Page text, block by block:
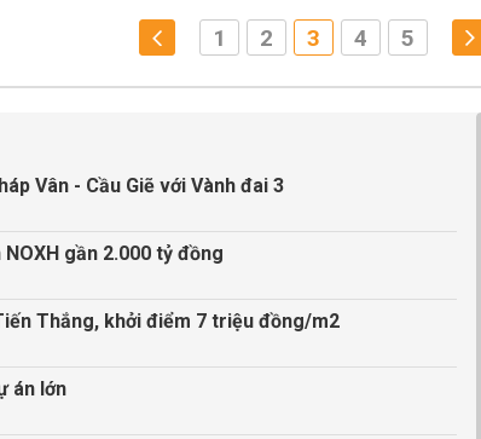
1 2 3 4 5
Vân - Cầu Giẽ với Vành đai 3
gần 2.000 tỷ đồng
Thắng, khởi điểm 7 triệu đồng/m2
án lớn